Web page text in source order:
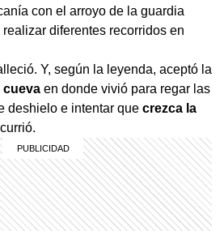
con el arroyo de la guardia
diferentes recorridos en
Y, según la leyenda, aceptó la
cueva en donde vivió para regar las
deshielo e intentar que crezca la